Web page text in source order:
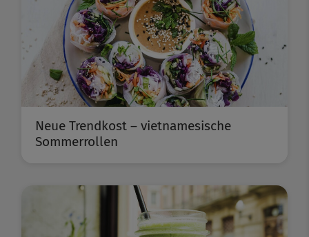
Neue Trendkost – vietnamesische
Sommerrollen